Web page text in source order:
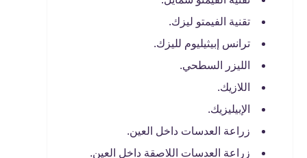
تقنية الفيمتو ليزك.
ترانس إبيثيليوم لليزك.
الليزر السطحي.
اللازيك.
الإبيليزيك.
زراعة العدسات داخل العين.
زراعة العدسات اللاصقة داخل العين.